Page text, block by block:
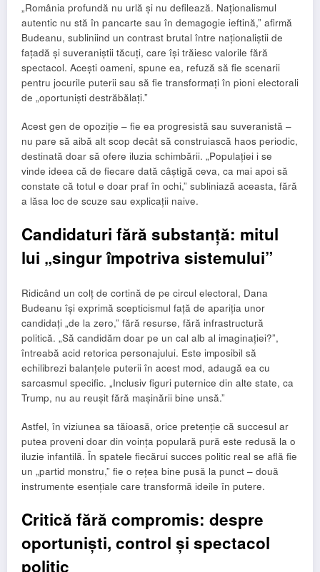
„România profundă nu urlă și nu defilează. Naționalismul
autentic nu stă în pancarte sau în demagogie ieftină,” afirmă
Budeanu, subliniind un contrast brutal între naționaliștii de
fațadă și suveraniștii tăcuți, care își trăiesc valorile fără
spectacol. Acești oameni, spune ea, refuză să fie scenarii
pentru jocurile puterii sau să fie transformați în pioni electorali
de „oportuniști destrăbălați.”
Acest gen de opoziție – fie ea progresistă sau suveranistă –
nu pare să aibă alt scop decât să construiască haos periodic,
destinată doar să ofere iluzia schimbării. „Populației i se
vinde ideea că de fiecare dată câștigă ceva, ca mai apoi să
constate că totul e doar praf în ochi,” subliniază aceasta, fără
a lăsa loc de scuze sau explicații naive.
Candidaturi fără substanță: mitul
lui „singur împotriva sistemului”
Ridicând un colț de cortină de pe circul electoral, Dana
Budeanu își exprimă scepticismul față de apariția unor
candidați „de la zero,” fără resurse, fără infrastructură
politică. „Să candidăm doar pe un cal alb al imaginației?”,
întreabă acid retorica personajului. Este imposibil să
echilibrezi balanțele puterii în acest mod, adaugă ea cu
sarcasmul specific. „Inclusiv figuri puternice din alte state, ca
Trump, nu au reușit fără mașinării bine unsă.”
Astfel, în viziunea sa tăioasă, orice pretenție că succesul ar
putea proveni doar din voința populară pură este redusă la o
iluzie infantilă. În spatele fiecărui succes politic real se află fie
un „partid monstru,” fie o rețea bine pusă la punct – două
instrumente esențiale care transformă ideile în putere.
Critică fără compromis: despre
oportuniști, control și spectacol
politic